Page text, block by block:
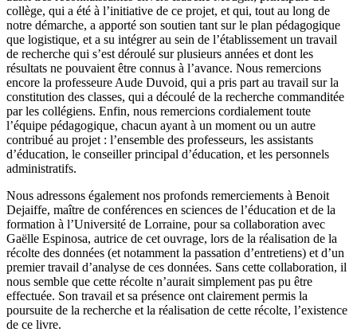
collège, qui a été à l’initiative de ce projet, et qui, tout au long de
notre démarche, a apporté son soutien tant sur le plan pédagogique
que logistique, et a su intégrer au sein de l’établissement un travail
de recherche qui s’est déroulé sur plusieurs années et dont les
résultats ne pouvaient être connus à l’avance. Nous remercions
encore la professeure Aude Duvoid, qui a pris part au travail sur la
constitution des classes, qui a découlé de la recherche commanditée
par les collégiens. Enfin, nous remercions cordialement toute
l’équipe pédagogique, chacun ayant à un moment ou un autre
contribué au projet : l’ensemble des professeurs, les assistants
d’éducation, le conseiller principal d’éducation, et les personnels
administratifs.
Nous adressons également nos profonds remerciements à Benoit
Dejaiffe, maître de conférences en sciences de l’éducation et de la
formation à l’Université de Lorraine, pour sa collaboration avec
Gaëlle Espinosa, autrice de cet ouvrage, lors de la réalisation de la
récolte des données (et notamment la passation d’entretiens) et d’un
premier travail d’analyse de ces données. Sans cette collaboration, il
nous semble que cette récolte n’aurait simplement pas pu être
effectuée. Son travail et sa présence ont clairement permis la
poursuite de la recherche et la réalisation de cette récolte, l’existence
de ce livre.